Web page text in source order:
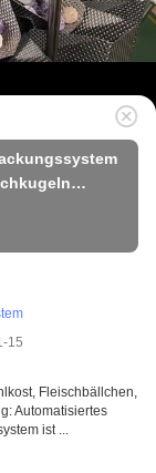
15
Fleischbällchen,
Automatisiertes
ist ...